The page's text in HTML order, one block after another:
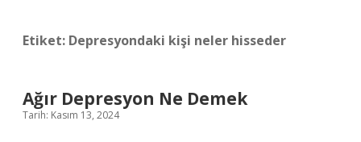
Etiket: Depresyondaki kişi neler hisseder
Ağır Depresyon Ne Demek
Tarih: Kasım 13, 2024